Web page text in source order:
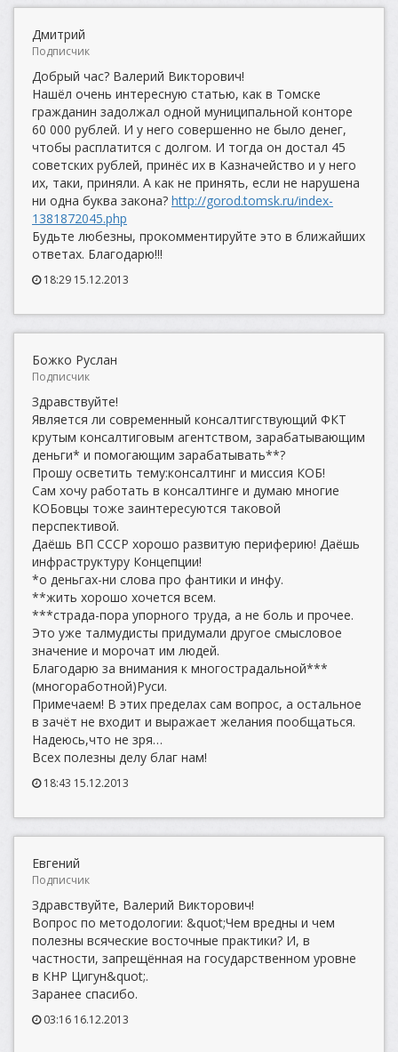
Дмитрий
Подписчик
Добрый час? Валерий Викторович!
Нашёл очень интересную статью, как в Томске
гражданин задолжал одной муниципальной конторе
60 000 рублей. И у него совершенно не было денег,
чтобы расплатится с долгом. И тогда он достал 45
советских рублей, принёс их в Казначейство и у него
их, таки, приняли. А как не принять, если не нарушена
ни одна буква закона? http://gorod.tomsk.ru/index-
1381872045.php
Будьте любезны, прокомментируйте это в ближайших
ответах. Благодарю!!!
18:29 15.12.2013
Божко Руслан
Подписчик
Здравствуйте!
Является ли современный консалтигствующий ФКТ
крутым консалтиговым агентством, зарабатывающим
деньги* и помогающим зарабатывать**?
Прошу осветить тему:консалтинг и миссия КОБ!
Сам хочу работать в консалтинге и думаю многие
КОБовцы тоже заинтересуются таковой
перспективой.
Даёшь ВП СССР хорошо развитую периферию! Даёшь
инфраструктуру Концепции!
*о деньгах-ни слова про фантики и инфу.
**жить хорошо хочется всем.
***страда-пора упорного труда, а не боль и прочее.
Это уже талмудисты придумали другое смысловое
значение и морочат им людей.
Благодарю за внимания к многострадальной***
(многоработной)Руси.
Примечаем! В этих пределах сам вопрос, а остальное
в зачёт не входит и выражает желания пообщаться.
Надеюсь,что не зря…
Всех полезны делу благ нам!
18:43 15.12.2013
Евгений
Подписчик
Здравствуйте, Валерий Викторович!
Вопрос по методологии: &quot;Чем вредны и чем
полезны всяческие восточные практики? И, в
частности, запрещённая на государственном уровне
в КНР Цигун&quot;.
Заранее спасибо.
03:16 16.12.2013